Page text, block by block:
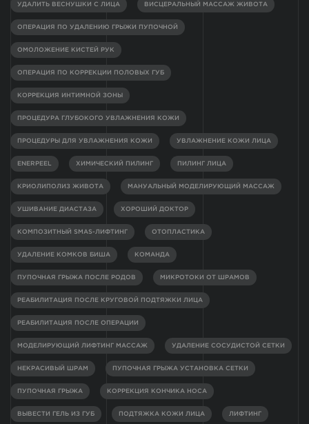
УДАЛИТЬ ВЕСНУШКИ С ЛИЦА ВИСЦЕРАЛЬНЫЙ МАССАЖ ЖИВОТА
ОПЕРАЦИЯ ПО УДАЛЕНИЮ ГРЫЖИ ПУПОЧНОЙ
ОМОЛОЖЕНИЕ КИСТЕЙ РУК
ОПЕРАЦИЯ ПО КОРРЕКЦИИ ПОЛОВЫХ ГУБ
КОРРЕКЦИЯ ИНТИМНОЙ ЗОНЫ
ПРОЦЕДУРА ГЛУБОКОГО УВЛАЖНЕНИЯ КОЖИ
ПРОЦЕДУРЫ ДЛЯ УВЛАЖНЕНИЯ КОЖИ УВЛАЖНЕНИЕ КОЖИ ЛИЦА
ENERPEEL ХИМИЧЕСКИЙ ПИЛИНГ ПИЛИНГ ЛИЦА
КРИОЛИПОЛИЗ ЖИВОТА МАНУАЛЬНЫЙ МОДЕЛИРУЮЩИЙ МАССАЖ
УШИВАНИЕ ДИАСТАЗА ХОРОШИЙ ДОКТОР
КОМПОЗИТНЫЙ SMAS-ЛИФТИНГ ОТОПЛАСТИКА
УДАЛЕНИЕ КОМКОВ БИША КОМАНДА
ПУПОЧНАЯ ГРЫЖА ПОСЛЕ РОДОВ МИКРОТОКИ ОТ ШРАМОВ
РЕАБИЛИТАЦИЯ ПОСЛЕ КРУГОВОЙ ПОДТЯЖКИ ЛИЦА
РЕАБИЛИТАЦИЯ ПОСЛЕ ОПЕРАЦИИ
МОДЕЛИРУЮЩИЙ ЛИФТИНГ МАССАЖ УДАЛЕНИЕ СОСУДИСТОЙ СЕТКИ
НЕКРАСИВЫЙ ШРАМ ПУПОЧНАЯ ГРЫЖА УСТАНОВКА СЕТКИ
ПУПОЧНАЯ ГРЫЖА КОРРЕКЦИЯ КОНЧИКА НОСА
ВЫВЕСТИ ГЕЛЬ ИЗ ГУБ ПОДТЯЖКА КОЖИ ЛИЦА ЛИФТИНГ